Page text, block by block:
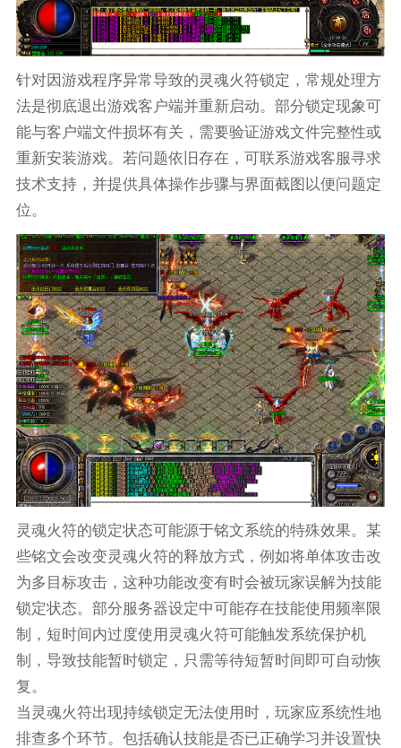
针对因游戏程序异常导致的灵魂火符锁定，常规处理方
法是彻底退出游戏客户端并重新启动。部分锁定现象可
能与客户端文件损坏有关，需要验证游戏文件完整性或
重新安装游戏。若问题依旧存在，可联系游戏客服寻求
技术支持，并提供具体操作步骤与界面截图以便问题定
位。
灵魂火符的锁定状态可能源于铭文系统的特殊效果。某
些铭文会改变灵魂火符的释放方式，例如将单体攻击改
为多目标攻击，这种功能改变有时会被玩家误解为技能
锁定状态。部分服务器设定中可能存在技能使用频率限
制，短时间内过度使用灵魂火符可能触发系统保护机
制，导致技能暂时锁定，只需等待短暂时间即可自动恢
复。
当灵魂火符出现持续锁定无法使用时，玩家应系统性地
排查多个环节。包括确认技能是否已正确学习并设置快